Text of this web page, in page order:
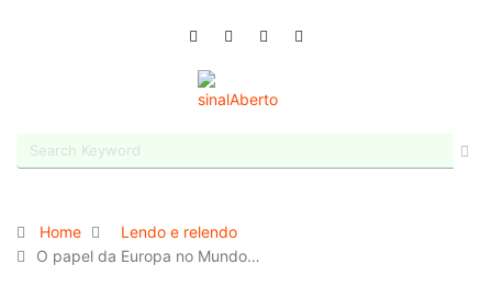
Home
Lendo e relendo
O papel da Europa no Mundo…